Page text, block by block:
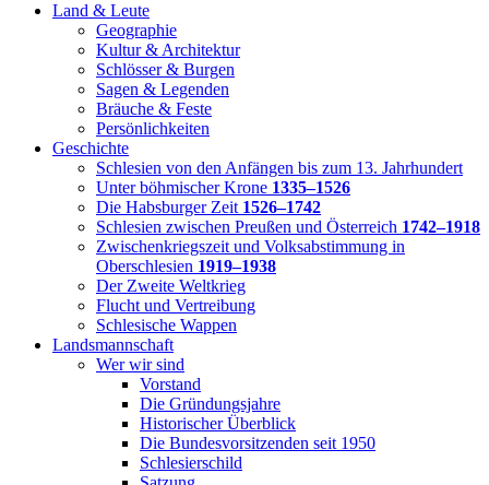
Land & Leute
Geographie
Kultur & Architektur
Schlösser & Burgen
Sagen & Legenden
Bräuche & Feste
Persönlichkeiten
Geschichte
Schlesien von den Anfängen bis zum 13. Jahrhundert
Unter böhmischer Krone 1335–1526
Die Habsburger Zeit 1526–1742
Schlesien zwischen Preußen und Österreich 1742–1918
Zwischenkriegszeit und Volksabstimmung in
Oberschlesien 1919–1938
Der Zweite Weltkrieg
Flucht und Vertreibung
Schlesische Wappen
Landsmannschaft
Wer wir sind
Vorstand
Die Gründungsjahre
Historischer Überblick
Die Bundesvorsitzenden seit 1950
Schlesierschild